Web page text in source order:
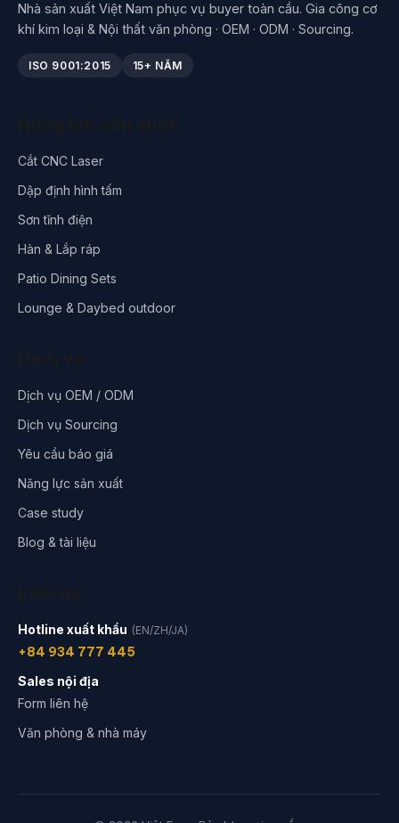
Nhà sản xuất Việt Nam phục vụ buyer toàn cầu. Gia công cơ
khí kim loại & Nội thất văn phòng · OEM · ODM · Sourcing.
ISO 9001:2015 15+ NĂM
Cắt CNC Laser
Dập định hình tấm
Sơn tĩnh điện
Hàn & Lắp ráp
Patio Dining Sets
Lounge & Daybed outdoor
Dịch vụ OEM / ODM
Dịch vụ Sourcing
Yêu cầu báo giá
Năng lực sản xuất
Case study
Blog & tài liệu
Hotline xuất khẩu (EN/ZH/JA)
+84 934 777 445
Sales nội địa
Form liên hệ
Văn phòng & nhà máy